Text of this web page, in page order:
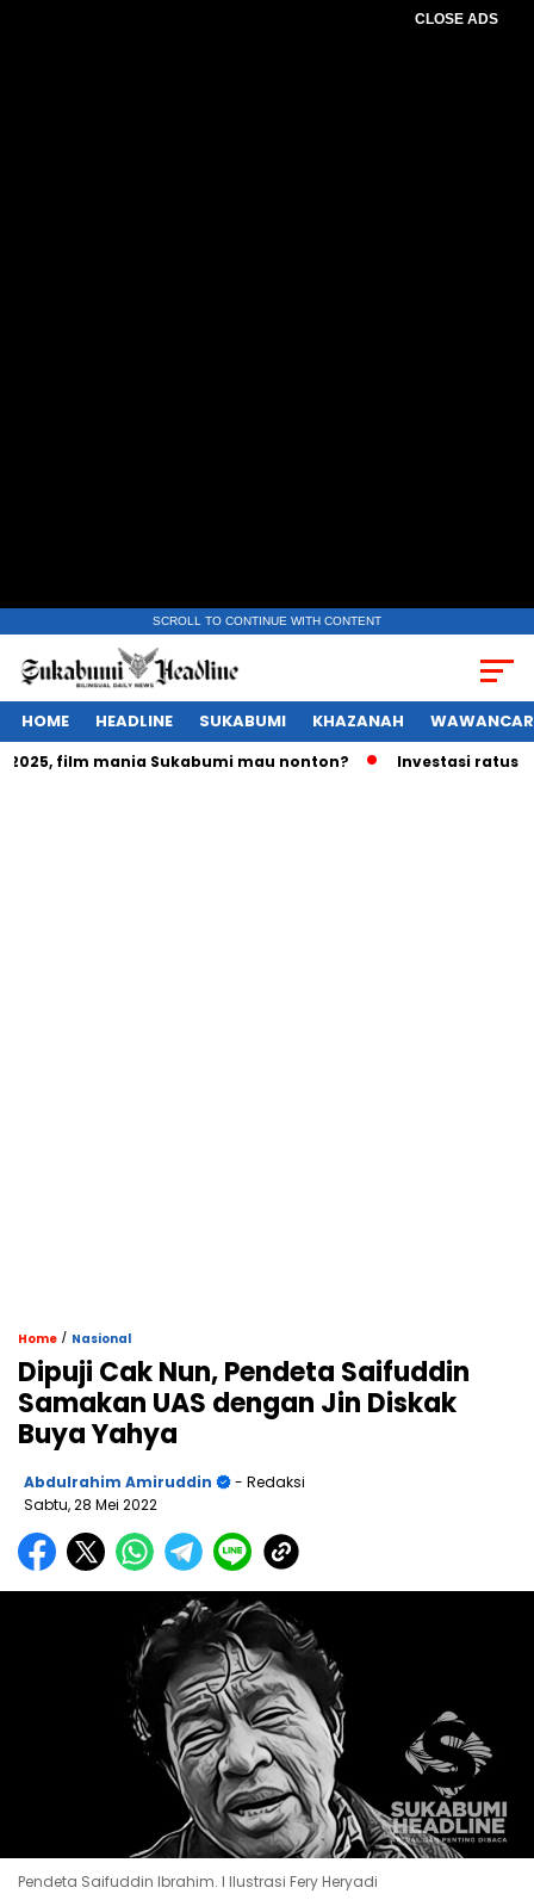
CLOSE ADS
SCROLL TO CONTINUE WITH CONTENT
HOME HEADLINE SUKABUMI KHAZANAH
film mania Sukabumi mau nonton? Investasi ratusan
Home / Nasional
Dipuji Cak Nun, Pendeta Saifuddin
Samakan UAS dengan Jin Diskak
Buya Yahya
Abdulrahim Amiruddin
- Redaksi
Sabtu, 28 Mei 2022
Pendeta Saifuddin Ibrahim. l Ilustrasi Fery Heryadi